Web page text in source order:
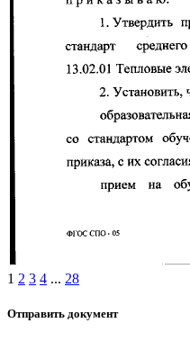
1 2 3 4 ... 28
Отправить документ